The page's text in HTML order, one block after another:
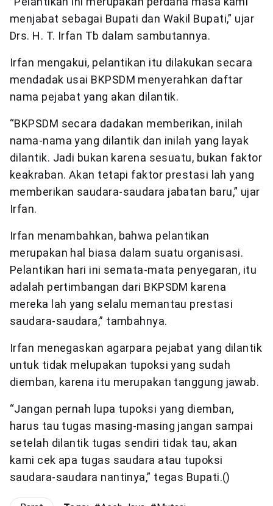
menjabat sebagai Bupati dan Wakil Bupati,” ujar
Drs. H. T. Irfan Tb dalam sambutannya.
Irfan mengakui, pelantikan itu dilakukan secara
mendadak usai BKPSDM menyerahkan daftar
nama pejabat yang akan dilantik.
“BKPSDM secara dadakan memberikan, inilah
nama-nama yang dilantik dan inilah yang layak
dilantik. Jadi bukan karena sesuatu, bukan faktor
keakraban. Akan tetapi faktor prestasi lah yang
memberikan saudara-saudara jabatan baru,” ujar
Irfan.
Irfan menambahkan, bahwa pelantikan
merupakan hal biasa dalam suatu organisasi.
Pelantikan hari ini semata-mata penyegaran, itu
adalah pertimbangan dari BKPSDM karena
mereka lah yang selalu memantau prestasi
saudara-saudara,” tambahnya.
Irfan menegaskan agarpara pejabat yang dilantik
untuk tidak melupakan tupoksi yang sudah
diemban, karena itu merupakan tanggung jawab.
“Jangan pernah lupa tupoksi yang diemban,
harus tau tugas masing-masing jangan sampai
setelah dilantik tugas sendiri tidak tau, akan
kami cek apa tugas saudara atau tupoksi
saudara-saudara nantinya,” tegas Bupati.()